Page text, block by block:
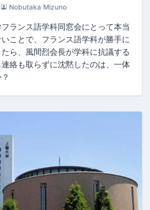
Nobutaka Mizuno
ランス語学科同窓会にとって本当
ことで、フランス語学科が勝手に
ら、風間烈会長が学科に抗議する
絡も取らずに沈黙したのは、一体